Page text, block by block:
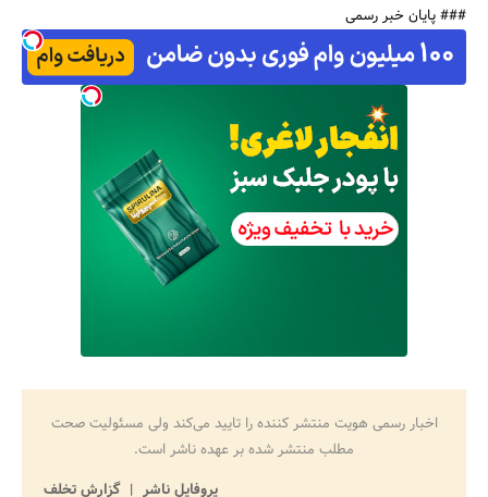
### پایان خبر رسمی
اخبار رسمی هویت منتشر کننده را تایید می‌کند ولی مسئولیت صحت
مطلب منتشر شده بر عهده ناشر است.
پروفایل ناشر
گزارش تخلف